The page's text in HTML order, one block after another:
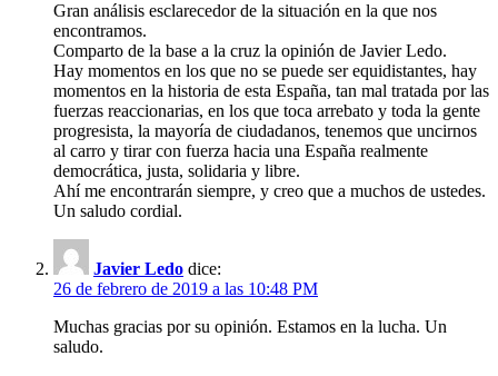
Gran análisis esclarecedor de la situación en la que nos
encontramos.
Comparto de la base a la cruz la opinión de Javier Ledo.
Hay momentos en los que no se puede ser equidistantes, hay
momentos en la historia de esta España, tan mal tratada por las
fuerzas reaccionarias, en los que toca arrebato y toda la gente
progresista, la mayoría de ciudadanos, tenemos que uncirnos
al carro y tirar con fuerza hacia una España realmente
democrática, justa, solidaria y libre.
Ahí me encontrarán siempre, y creo que a muchos de ustedes.
Un saludo cordial.
Javier Ledo dice:
26 de febrero de 2019 a las 10:48 PM
Muchas gracias por su opinión. Estamos en la lucha. Un
saludo.